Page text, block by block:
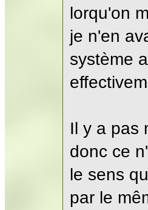
lorqu'on
je n'en
système
Il y a pas
donc ce
le sens
par le